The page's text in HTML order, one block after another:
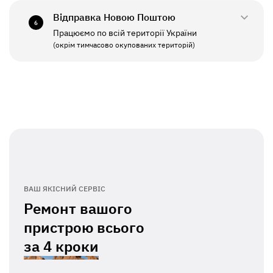
ПН - ПТ
СБ - НД
11:00 - 19:00
6 Відправка Новою Поштою
Працюємо по всій території України
(окрім тимчасово окупованих територій)
ВАШ ЯКІСНИЙ СЕРВІС
Ремонт вашого
пристрою всього
за4 кроки